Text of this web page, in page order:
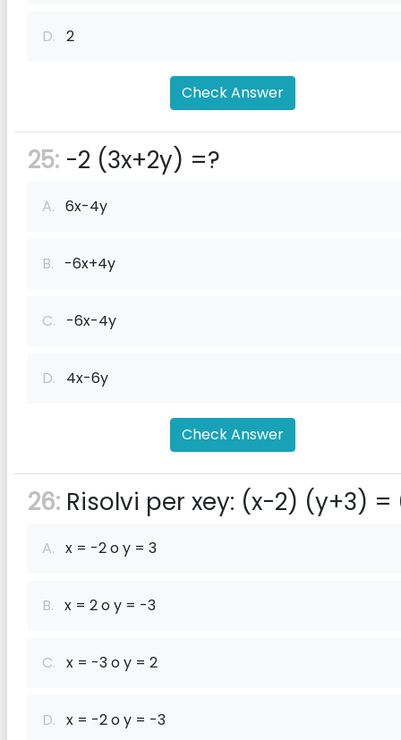
D. 2
Check Answer
25: -2 (3x+2y) =?
A. 6x-4y
B. -6x+4y
C. -6x-4y
D. 4x-6y
Check Answer
26: Risolvi per xey: (x-2) (y+3) =
A. x = -2 o y = 3
B. x = 2 o y = -3
C. x = -3 o y = 2
D. x = -2 o y = -3